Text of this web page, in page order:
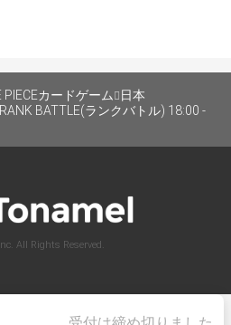
限を適用。
PIECEカードゲーム
日本
BATTLE(ランクバトル) 18:00 -
All Rights Reserved.